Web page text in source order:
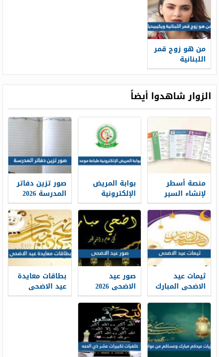
من هو زوج قمر
اللبنانية
ويكيبيديا
الزوار شاهدوا أيضاً
منصة أسطر
لإنشاء السير
الذاتية: حين
تتحول الخبرات
إلى حكاية
مهنية واضحة
بوابة المريض
الإلكترونية
طباعة موعد
والتسجيل فيه
1448
صور تزين دفاتر
المدرسة 2026
ثيمات عيد
الاضحى المبارك
1448 / 2026
صور عيد
الاضحى 2026
خلفيات تهنئة
عيد الاضحى
جديدة 1448
بطاقات معايدة
عيد الاضحى
المبارك 2026 ،